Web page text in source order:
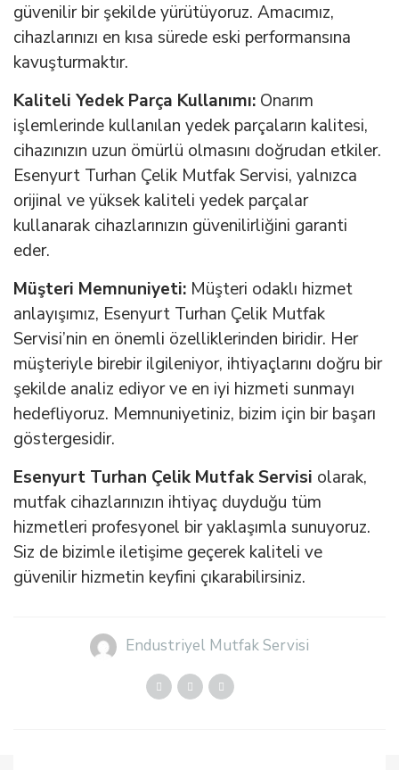
güvenilir bir şekilde yürütüyoruz. Amacımız,
cihazlarınızı en kısa sürede eski performansına
kavuşturmaktır.
Kaliteli Yedek Parça Kullanımı: Onarım
işlemlerinde kullanılan yedek parçaların kalitesi,
cihazınızın uzun ömürlü olmasını doğrudan etkiler.
Esenyurt Turhan Çelik Mutfak Servisi, yalnızca
orijinal ve yüksek kaliteli yedek parçalar
kullanarak cihazlarınızın güvenilirliğini garanti
eder.
Müşteri Memnuniyeti: Müşteri odaklı hizmet
anlayışımız, Esenyurt Turhan Çelik Mutfak
Servisi’nin en önemli özelliklerinden biridir. Her
müşteriyle birebir ilgileniyor, ihtiyaçlarını doğru bir
şekilde analiz ediyor ve en iyi hizmeti sunmayı
hedefliyoruz. Memnuniyetiniz, bizim için bir başarı
göstergesidir.
Esenyurt Turhan Çelik Mutfak Servisi olarak,
mutfak cihazlarınızın ihtiyaç duyduğu tüm
hizmetleri profesyonel bir yaklaşımla sunuyoruz.
Siz de bizimle iletişime geçerek kaliteli ve
güvenilir hizmetin keyfini çıkarabilirsiniz.
Endustriyel Mutfak Servisi